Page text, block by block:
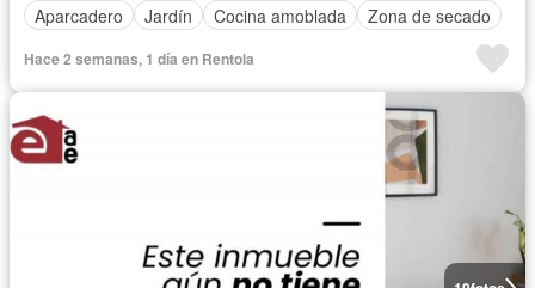
Aparcadero
Jardín Cocina amoblada Zona de secado
Hace 2 semanas, 1 día en Rentola